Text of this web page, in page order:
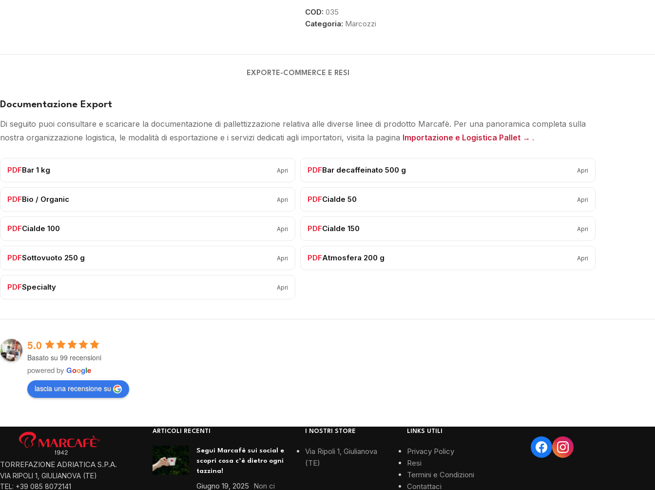
COD: 035
Categoria: Marcozzi
EXPORT E-COMMERCE E RESI
Documentazione Export
Di seguito puoi consultare e scaricare la documentazione di pallettizzazione relativa alle diverse linee di prodotto Marcafè. Per una panoramica completa sulla
nostra organizzazione logistica, le modalità di esportazione e i servizi dedicati agli importatori, visita la pagina Importazione e Logistica Pallet → .
PDFBar 1 kg Apri PDFBar decaffeinato 500 g Apri
PDFBio / Organic Apri PDFCialde 50 Apri
PDFCialde 100 Apri PDFCialde 150 Apri
PDFSottovuoto 250 g Apri PDFAtmosfera 200 g Apri
PDFSpecialty Apri
5.0
Basato su 99 recensioni
powered by Google
lascia una recensione su
TORREFAZIONE ADRIATICA S.P.A.
VIA RIPOLI 1, GIULIANOVA (TE)
TEL: +39 085 8072141
ARTICOLI RECENTI
Segui Marcafè sui social e
scopri cosa c’è dietro ogni
tazzina!
Giugno 19, 2025 Non ci
I NOSTRI STORE
Via Ripoli 1, Giulianova
(TE)
LINKS UTILI
Privacy Policy
Resi
Termini e Condizioni
Contattaci